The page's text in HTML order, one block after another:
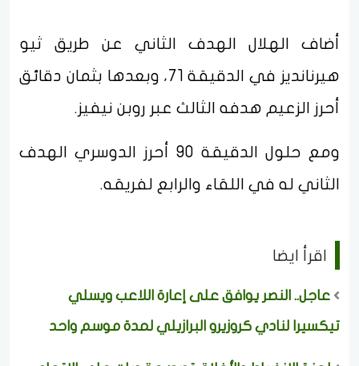
أضاف الهلال الهدف الثاني عن طريق ثيو
هيرنانديز في الدقيقة 71، وبعدها بثمان دقائق
أحرز الزعيم هدفه الثالث عبر روبن نيفيز.
ومع حلول الدقيقة 90 أحرز الدوسري الهدف
الثاني له في اللقاء والرابع لفريقه.
اقرأ ايضا
عاجل.. النصر يوافق على إعارة اللاعب ويسلي
تيكسيرا لنادي كروزيرو البرازيلي لمدة موسم واحد